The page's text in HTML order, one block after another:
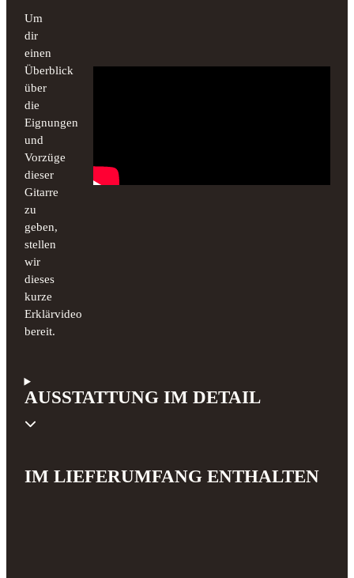
Um
dir
einen
Überblick
über
die
Eignungen
und
Vorzüge
dieser
Gitarre
zu
geben,
stellen
wir
dieses
kurze
Erklärvideo
bereit.
AUSSTATTUNG IM DETAIL
IM LIEFERUMFANG ENTHALTEN